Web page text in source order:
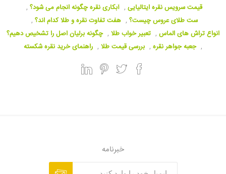
قیمت سرویس نقره ایتالیایی , آبکاری نقره چگونه انجام می شود؟ ,
ست طلای عروس چیست؟ , هفت تفاوت نقره و طلا کدام اند؟ ,
انواع تراش های الماس , تعبیر خواب طلا , چگونه برلیان اصل را تشخیص دهیم؟
, جعبه جواهر نقره , بررسی قیمت طلا , راهنمای خرید نقره شکسته
خبرنامه